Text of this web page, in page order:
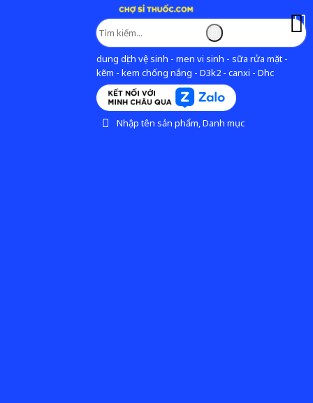
dung dịch vệ sinh - men vi sinh - sữa rửa mặt -
kẽm - kem chống nắng - D3k2 - canxi - Dhc
Nhập tên sản phẩm, Danh mục